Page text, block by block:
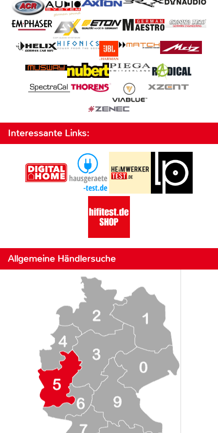
Interessante Links:
Allgemeine Händlersuche